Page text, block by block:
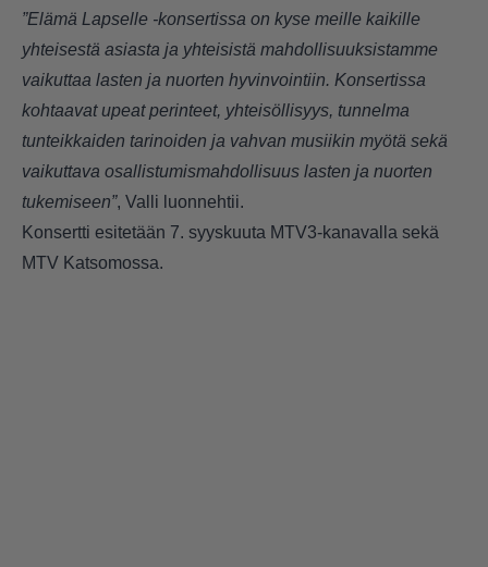
”Elämä Lapselle -konsertissa on kyse meille kaikille
yhteisestä asiasta ja yhteisistä mahdollisuuksistamme
vaikuttaa lasten ja nuorten hyvinvointiin. Konsertissa
kohtaavat upeat perinteet, yhteisöllisyys, tunnelma
tunteikkaiden tarinoiden ja vahvan musiikin myötä sekä
vaikuttava osallistumismahdollisuus lasten ja nuorten
tukemiseen”, Valli luonnehtii.
Konsertti esitetään 7. syyskuuta MTV3-kanavalla sekä
MTV Katsomossa.